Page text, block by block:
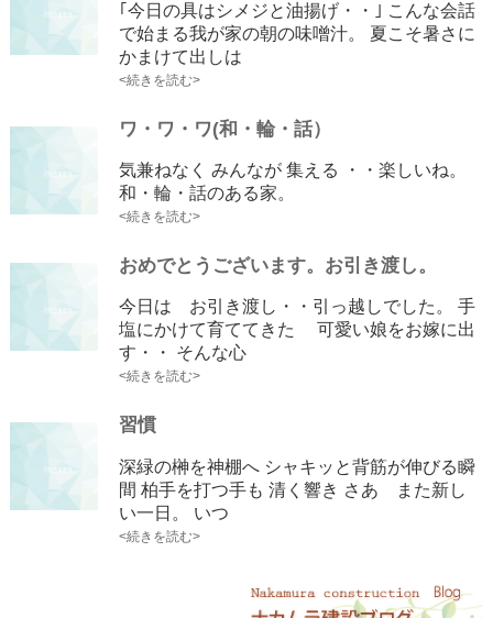
｢今日の具はシメジと油揚げ・・｣ こんな会話
で始まる我が家の朝の味噌汁。 夏こそ暑さに
かまけて出しは
<続きを読む>
ワ・ワ・ワ(和・輪・話）
気兼ねなく みんなが 集える ・・楽しいね。
和・輪・話のある家。
<続きを読む>
おめでとうございます。お引き渡し。
今日は お引き渡し・・引っ越しでした。 手
塩にかけて育ててきた 可愛い娘をお嫁に出
す・・ そんな心
<続きを読む>
習慣
深緑の榊を神棚へ シャキッと背筋が伸びる瞬
間 柏手を打つ手も 清く響き さあ また新し
い一日。 いつ
<続きを読む>